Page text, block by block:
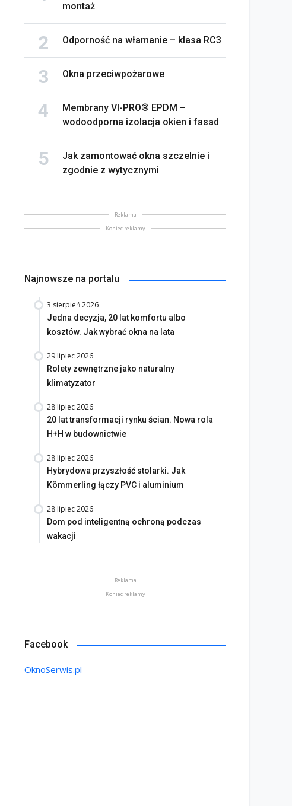
montaż
Odporność na włamanie – klasa RC3
Okna przeciwpożarowe
Membrany VI-PRO® EPDM –
wodoodporna izolacja okien i fasad
Jak zamontować okna szczelnie i
zgodnie z wytycznymi
Reklama
Koniec reklamy
Najnowsze na portalu
3 sierpień 2026
Jedna decyzja, 20 lat komfortu albo
kosztów. Jak wybrać okna na lata
29 lipiec 2026
Rolety zewnętrzne jako naturalny
klimatyzator
28 lipiec 2026
20 lat transformacji rynku ścian. Nowa rola
H+H w budownictwie
28 lipiec 2026
Hybrydowa przyszłość stolarki. Jak
Kömmerling łączy PVC i aluminium
28 lipiec 2026
Dom pod inteligentną ochroną podczas
wakacji
Reklama
Koniec reklamy
Facebook
OknoSerwis.pl